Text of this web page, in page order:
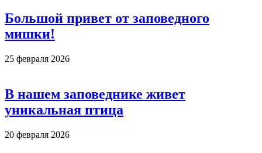
Большой привет от заповедного
мишки!
25 февраля 2026
В нашем заповеднике живет
уникальная птица
20 февраля 2026